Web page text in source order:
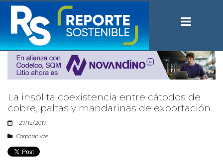
La insólita coexistencia entre cátodos de
cobre, paltas y mandarinas de exportación
27/12/2017
Corporativos